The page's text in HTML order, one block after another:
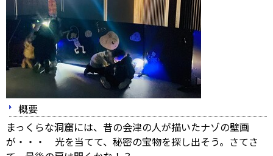
概要
まっくらな洞窟には、昔の会津の人が描いたナゾの壁画
が・・・ 光を当てて、秘密の宝物を探し出そう。さてさ